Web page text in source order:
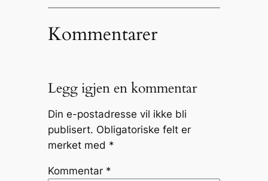
Kommentarer
Legg igjen en kommentar
Din e-postadresse vil ikke bli
publisert. Obligatoriske felt er
merket med *
Kommentar *